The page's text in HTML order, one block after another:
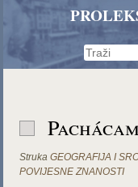
Struka GEOGRAFIJA I
POVIJESNE ZNANOSTI